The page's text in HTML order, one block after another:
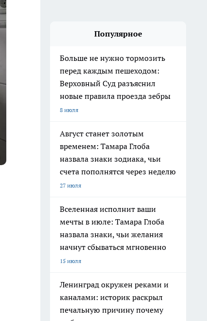
Популярное
Больше не нужно тормозить
перед каждым пешеходом:
Верховный Суд разъяснил
новые правила проезда зебры
8 июля
Август станет золотым
временем: Тамара Глоба
назвала знаки зодиака, чьи
счета пополнятся через неделю
27 июля
Вселенная исполнит ваши
мечты в июле: Тамара Глоба
назвала знаки, чьи желания
начнут сбываться мгновенно
15 июля
Ленинград окружен реками и
каналами: историк раскрыл
печальную причину почему